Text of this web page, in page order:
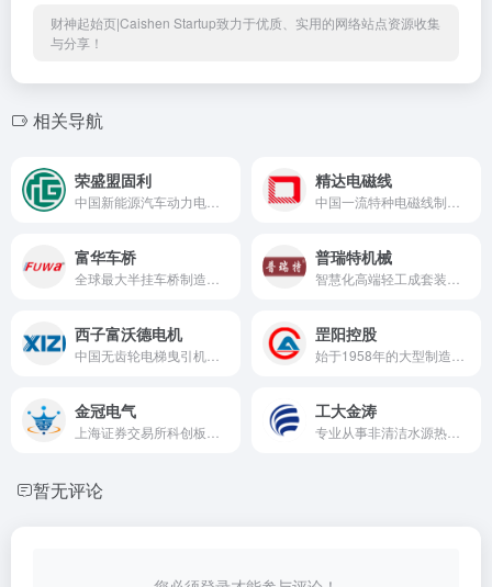
财神起始页|Caishen Startup致力于优质、实用的网络站点资源收集
与分享！
相关导航
荣盛盟固利 精达电磁线
富华车桥 普瑞特机械
西子富沃德电机 罡阳控股
金冠电气 工大金涛
暂无评论